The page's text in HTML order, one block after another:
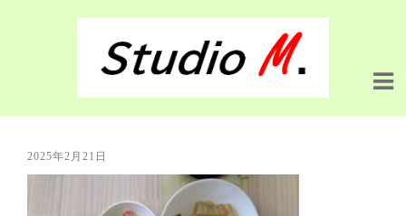
2025年2月21日